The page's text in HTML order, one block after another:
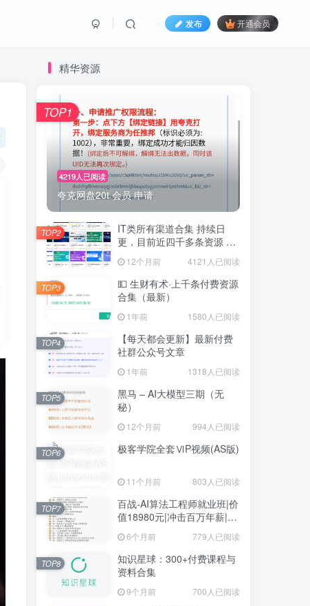
发布 开通会员
精华资源
4219人已阅读
夸克网盘20t 会员 申请
TOP1
IT类所有渠道合集 持续日
更，目前近四千多条资源 年
12个月前 4121人已阅读
TOP2
💵 生财有术·上千条付费资源
合集（最新）
1年前 1580人已阅读
TOP3
【每天都会更新】最新付费
社群公众号文章
1年前 1318人已阅读
TOP4
黑马 – AI大模型三期（无
秘）
12个月前 994人已阅读
TOP5
极客学院全套ⅥP视频(AS版)
11个月前 803人已阅读
TOP6
百战-AI算法工程师就业班|价
值18980元|冲击百万年薪|完
结无秘
6个月前 779人已阅读
TOP7
知识星球：300+付费课程与
资料合集
9个月前 700人已阅读
TOP8